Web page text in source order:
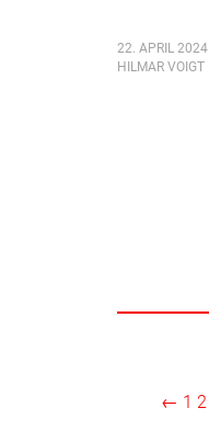
22. APRIL 2024
HILMAR VOIGT
← 1 2